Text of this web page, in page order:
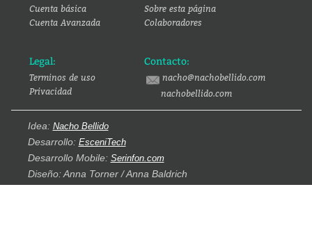
Cuenta básica
Cuenta Avanzada
Sobre esta página
Colaboradores
Legal:
Terminos de uso
Privacidad
Contacto:
nacho@nachobellido.com
nachobellido.com
Idea: Nacho Bellido
Desarrollo: EsceniTech
Desarrollo Mobile: Serinfon.com
Diseño: Anna Torner / Anna Baldrich